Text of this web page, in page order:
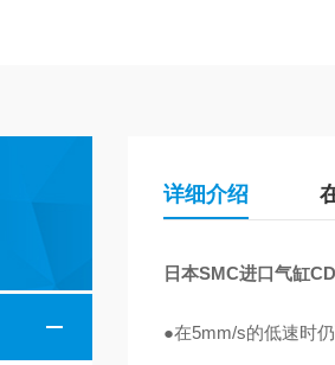
详细介绍
日本SMC进口气缸
●在5mm/s的低速时